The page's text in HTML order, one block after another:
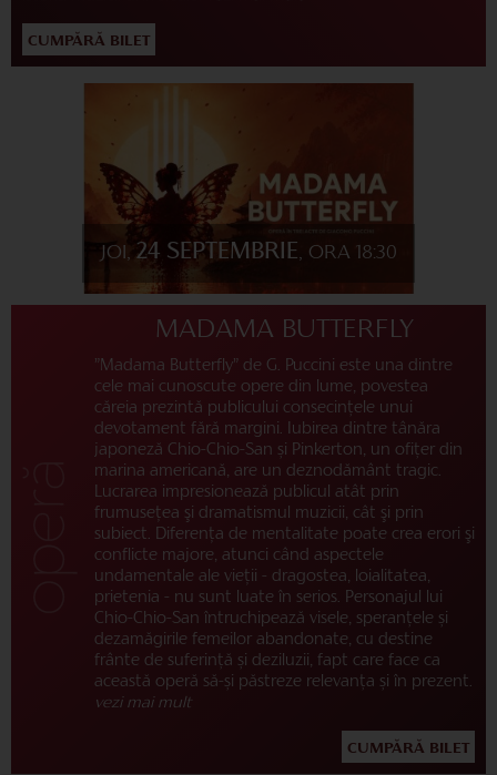
CUMPĂRĂ BILET
JOI, 24 SEPTEMBRIE, ORA 18:30
MADAMA BUTTERFLY
”Madama Butterfly” de G. Puccini este una dintre
cele mai cunoscute opere din lume, povestea
căreia prezintă publicului consecințele unui
devotament fără margini. Iubirea dintre tânăra
japoneză Chio-Chio-San și Pinkerton, un ofițer din
marina americană, are un deznodământ tragic.
Lucrarea impresionează publicul atât prin
frumuseţea şi dramatismul muzicii, cât şi prin
subiect. Diferenţa de mentalitate poate crea erori şi
conflicte majore, atunci când aspectele
undamentale ale vieţii - dragostea, loialitatea,
prietenia - nu sunt luate în serios. Personajul lui
Chio-Chio-San întruchipează visele, speranțele și
dezamăgirile femeilor abandonate, cu destine
frânte de suferință și deziluzii, fapt care face ca
această operă să-și păstreze relevanța și în prezent.
vezi mai mult
CUMPĂRĂ BILET